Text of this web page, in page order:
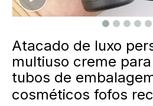
Atacado de luxo
multiuso creme
tubos de
cosméticos fofos